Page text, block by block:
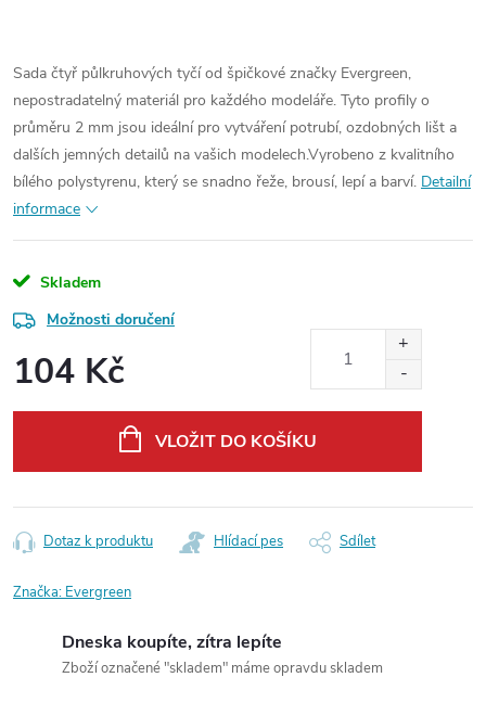
Sada čtyř půlkruhových tyčí od špičkové značky Evergreen,
nepostradatelný materiál pro každého modeláře. Tyto profily o
průměru 2 mm jsou ideální pro vytváření potrubí, ozdobných lišt a
dalších jemných detailů na vašich modelech.Vyrobeno z kvalitního
bílého polystyrenu, který se snadno řeže, brousí, lepí a barví. Detailní
informace
Skladem
Možnosti doručení
104 Kč
VLOŽIT DO KOŠÍKU
Dotaz k produktu Hlídací pes Sdílet
Značka: Evergreen
Dneska koupíte, zítra lepíte
Zboží označené "skladem" máme opravdu skladem